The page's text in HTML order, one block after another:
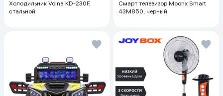
Холодильник Volna KD-230F,
стальной
Смарт телевизор Moonx Smart
43M850, черный